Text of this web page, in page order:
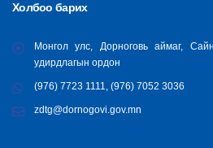
Холбоо барих
Монгол улс, Дорноговь аймаг,
удирдлагын ордон
(976) 7723 1111, (976) 7052 3036
zdtg@dornogovi.gov.mn